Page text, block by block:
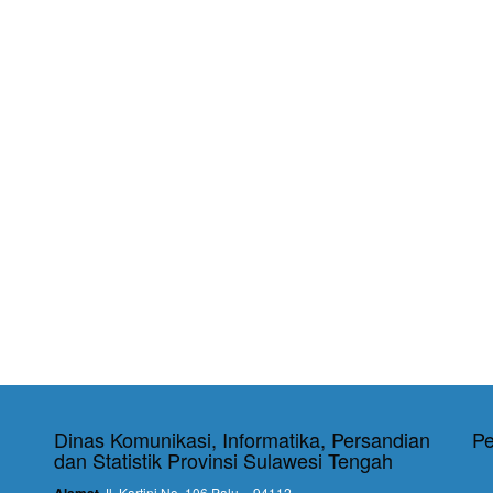
Dinas Komunikasi, Informatika, Persandian
dan Statistik Provinsi Sulawesi Tengah